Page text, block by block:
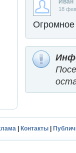
18
|Контакты |